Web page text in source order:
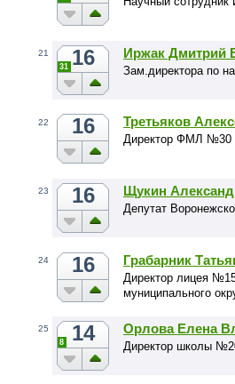
21 16
31
Иржак Дмитрий
Зам.директора по
22 16 Третьяков
Директор ФМЛ №30
23 16 Щукин
Депутат
24 16 Грабарник
Директор лицея
муниципального
25 14
8
Орлова Елена
Директор школы